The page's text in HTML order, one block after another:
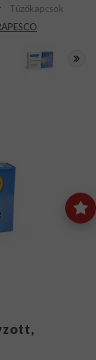
Tűzőkapcsok